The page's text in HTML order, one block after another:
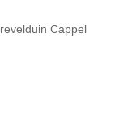
Cappel